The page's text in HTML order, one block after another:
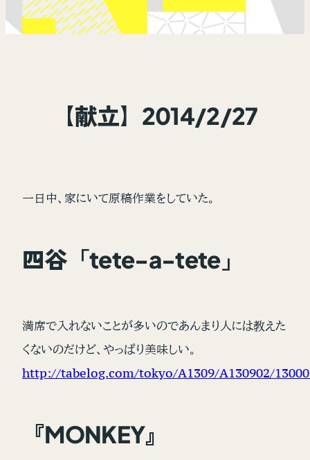
【献立】2014/2/27
一日中、家にいて原稿作業をしていた。
四谷「tete-a-tete」
満席で入れないことが多いのであんまり人には教えた
くないのだけど、やっぱり美味しい。
http://tabelog.com/tokyo/A1309/A130902/
『MONKEY』